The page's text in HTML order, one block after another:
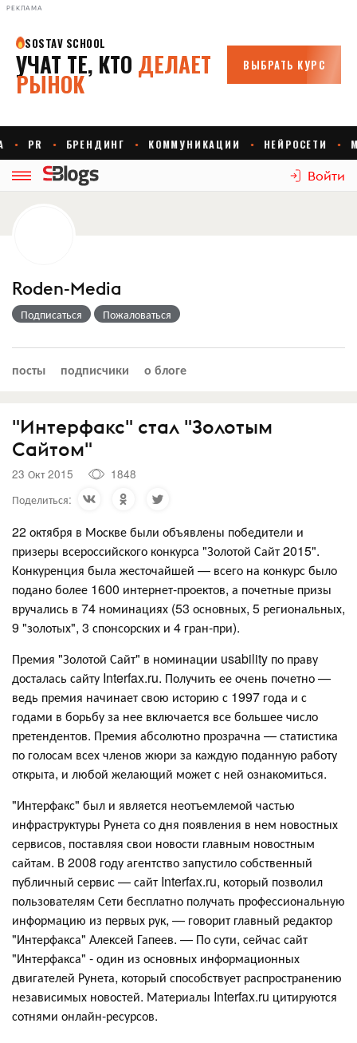
РЕКЛАМА
Войти
Roden-Media
Подписаться Пожаловаться
посты подписчики о блоге
"Интерфакс" стал "Золотым
Сайтом"
23 Окт 2015
1848
Поделиться:
22 октября в Москве были объявлены победители и
призеры всероссийского конкурса "Золотой Сайт 2015".
Конкуренция была жесточайшей — всего на конкурс было
подано более 1600 интернет-проектов, а почетные призы
вручались в 74 номинациях (53 основных, 5 региональных,
9 "золотых", 3 спонсорских и 4 гран-при).
Премия "Золотой Сайт" в номинации usability по праву
досталась сайту Interfax.ru. Получить ее очень почетно —
ведь премия начинает свою историю с 1997 года и с
годами в борьбу за нее включается все большее число
претендентов. Премия абсолютно прозрачна — статистика
по голосам всех членов жюри за каждую поданную работу
открыта, и любой желающий может с ней ознакомиться.
"Интерфакс" был и является неотъемлемой частью
инфраструктуры Рунета со дня появления в нем новостных
сервисов, поставляя свои новости главным новостным
сайтам. В 2008 году агентство запустило собственный
публичный сервис — сайт Interfax.ru, который позволил
пользователям Сети бесплатно получать профессиональную
информацию из первых рук, — говорит главный редактор
"Интерфакса" Алексей Гапеев. — По сути, сейчас сайт
"Интерфакса" - один из основных информационных
двигателей Рунета, который способствует распространению
независимых новостей. Материалы Interfax.ru цитируются
сотнями онлайн-ресурсов.